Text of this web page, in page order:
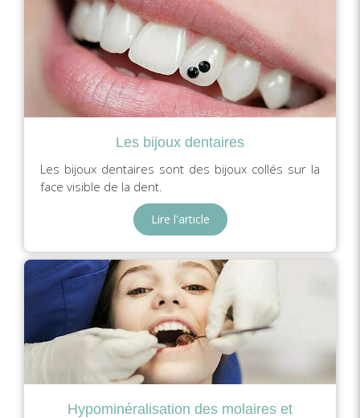
Les bijoux dentaires
Les bijoux dentaires sont des bijoux collés sur la
face visible de la dent.
Lire l'article
Hypominéralisation des molaires et